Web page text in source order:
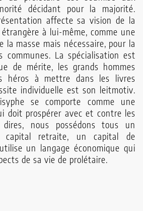
décidant pour la majorité.
affecte sa vision de la
à lui-même, comme une
la masse mais nécessaire, pour la
communes. La spécialisation est
de mérite, les grands hommes
héros à mettre dans les livres
individuelle est son leitmotiv.
se comporte comme une
doit prospérer avec et contre les
nous possédons tous un
capital retraite, un capital de
un langage économique qui
de sa vie de prolétaire.